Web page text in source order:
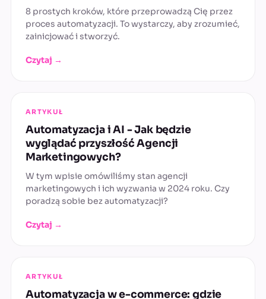
8 prostych kroków, które przeprowadzą Cię przez
proces automatyzacji. To wystarczy, aby zrozumieć,
zainicjować i stworzyć.
Czytaj →
ARTYKUŁ
Automatyzacja i AI - Jak będzie
wyglądać przyszłość Agencji
Marketingowych?
W tym wpisie omówiliśmy stan agencji
marketingowych i ich wyzwania w 2024 roku. Czy
poradzą sobie bez automatyzacji?
Czytaj →
ARTYKUŁ
Automatyzacja w e-commerce: gdzie